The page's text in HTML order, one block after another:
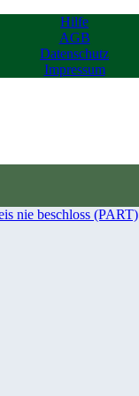
Hilfe
AGB
Datenschutz
Impressum
nie beschloss (PART)